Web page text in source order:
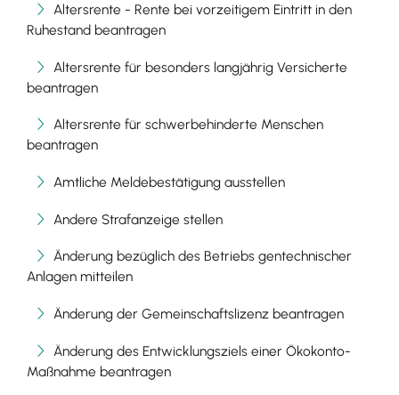
Altersrente - Rente bei vorzeitigem Eintritt in den
Ruhestand beantragen
Altersrente für besonders langjährig Versicherte
beantragen
Altersrente für schwerbehinderte Menschen
beantragen
Amtliche Meldebestätigung ausstellen
Andere Strafanzeige stellen
Änderung bezüglich des Betriebs gentechnischer
Anlagen mitteilen
Änderung der Gemeinschaftslizenz beantragen
Änderung des Entwicklungsziels einer Ökokonto-
Maßnahme beantragen